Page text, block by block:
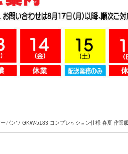
パンツ GKW-5183 コンプレッション仕様 春夏 作業